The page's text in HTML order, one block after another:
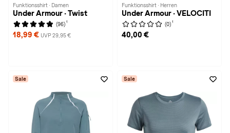
Funktionsshirt · Damen
Under Armour · Twist
(96) 1
18,99 € UVP 29,95 €
Funktionsshirt · Herren
Under Armour · VELOCITI
(0) 1
40,00 €
Sale Sale